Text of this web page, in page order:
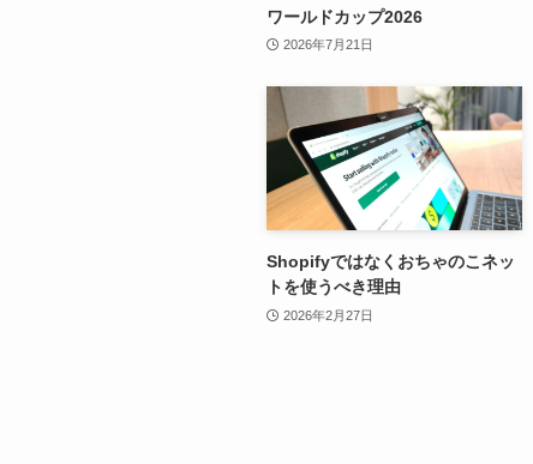
ワールドカップ2026
2026年7月21日
Shopifyではなくおちゃのこネッ
トを使うべき理由
2026年2月27日